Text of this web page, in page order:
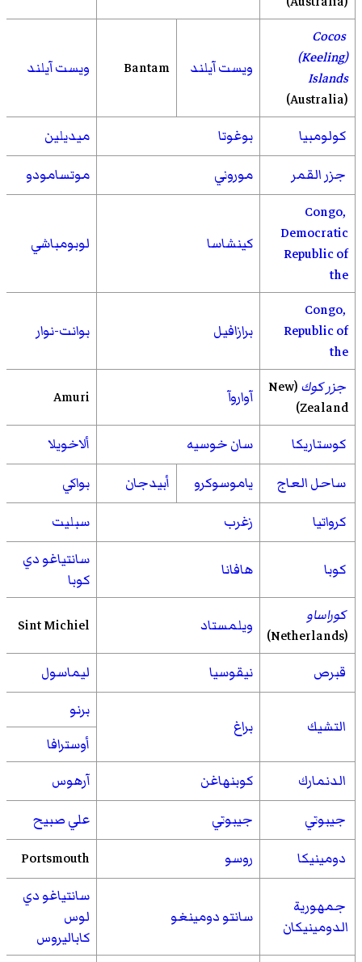
Cocos
(Keeling)
Islands
(Australia)
ويست آيلند Bantam ويست آيلند
كولومبيا بوغوتا
ميديلين
جزر القمر
موروني
موتسامودو
Congo,
Democratic
Republic of
the
كينشاسا لوبومباشي
Congo,
Republic of
the
برازافيل بوانت-نوار
جزر كوك (New
Zealand)
آواروآ Amuri
كوستاريكا سان خوسيه
ألاخويلا
ساحل العاج
ياموسوكرو أبيدجان
بواكي
كرواتيا
زغرب سبليت
كوبا هافانا
سانتياغو دي
كوبا
كوراساو
(Netherlands)
ويلمستاد Sint Michiel
قبرص نيقوسيا ليماسول
التشيك براغ
برنو
أوسترافا
الدنمارك
كوبنهاغن
آرهوس
جيبوتي
جيبوتي
علي صبيح
دومينيكا
روسو Portsmouth
جمهورية
الدومينيكان
سانتو دومينغو
سانتياغو دي
لوس
كاباليروس